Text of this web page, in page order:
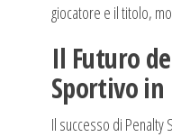
giocatore e il titolo,
Il Futuro
Sportivo
Il successo di Penalty